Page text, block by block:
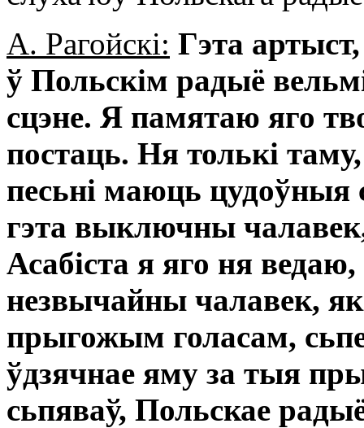
А. Рагойскі: Гэта
ў Польскім радыё
сцэне. Я памятаю яго
постаць. Ня толькі
песьні маюць цудоўныя
гэта выключны
Асабіста я яго ня
незвычайны чалавек,
прыгожым голасам,
ўдзячнае яму за тыя
сьпяваў, Польскае